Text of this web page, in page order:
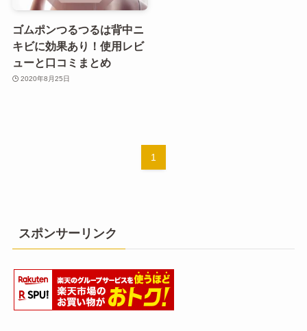
ゴムポンつるつるは背中ニ
キビに効果あり！使用レビ
ューと口コミまとめ
2020年8月25日
1
スポンサーリンク